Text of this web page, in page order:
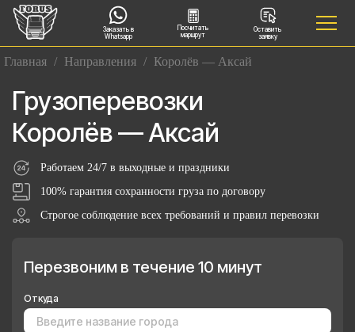
Заказать в
Whatsapp
Посчитать
маршрут
Оставить
заявку
Главная / Направления / Королёв — Аксай
Грузоперевозки
Королёв — Аксай
Работаем 24/7 в выходные и праздники
100% гарантия сохранности груза по договору
Строгое соблюдение всех требований и правил перевозки
Перезвоним в течение 10 минут
Откуда